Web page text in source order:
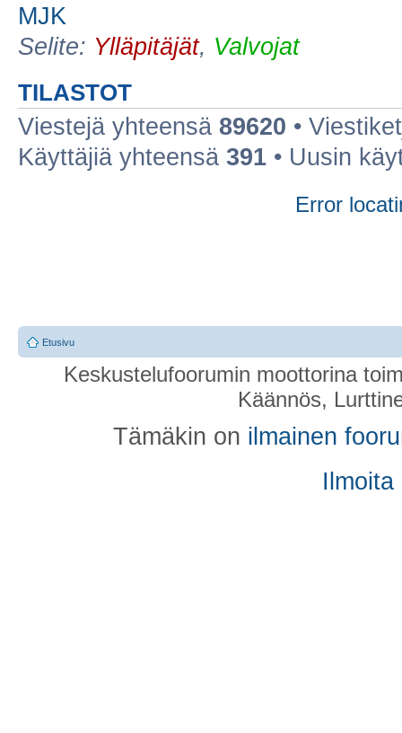
MJK
Selite: Ylläpitäjät, Valvojat
TILASTOT
Viestejä yhteensä 89620 •
Käyttäjiä yhteensä 391 • Uusin
Error
Etusivu
Keskustelufoorumin moottorina
Käännös,
Tämäkin on ilmainen